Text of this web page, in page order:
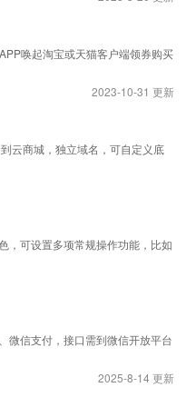
唤起淘宝或天猫客户端领券购买
2023-10-31 更新
云商城，独立域名，可自定义底
，可设置多项常规操作功能，比如
微信支付，接口需到微信开放平台
2025-8-14 更新